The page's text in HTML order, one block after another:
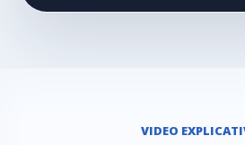
VIDEO